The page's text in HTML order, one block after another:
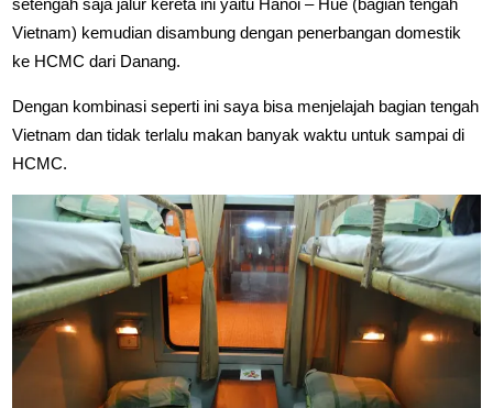
setengah saja jalur kereta ini yaitu Hanoi – Hue (bagian tengah
Vietnam) kemudian disambung dengan penerbangan domestik
ke HCMC dari Danang.
Dengan kombinasi seperti ini saya bisa menjelajah bagian tengah
Vietnam dan tidak terlalu makan banyak waktu untuk sampai di
HCMC.